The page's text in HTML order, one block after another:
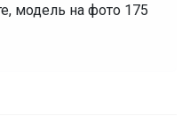
модель на фото 175